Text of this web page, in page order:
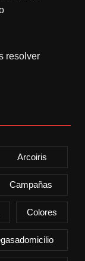
resolver
Arcoiris
Campañas
Colores